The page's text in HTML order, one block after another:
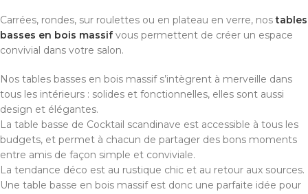
Carrées, rondes, sur roulettes ou en plateau en verre, nostables
basses en bois massifvous permettent de créer un espace
convivial dans votre salon.
Nos tables basses en bois massif s’intègrent à merveille dans
tous les intérieurs : solides et fonctionnelles, elles sont aussi
design et élégantes.
La table basse de Cocktail scandinave est accessible à tous les
budgets, et permet à chacun de partager des bons moments
entre amis de façon simple et conviviale.
La tendance déco est au rustique chic et au retour aux sources.
Une table basse en bois massif est donc une parfaite idée pour